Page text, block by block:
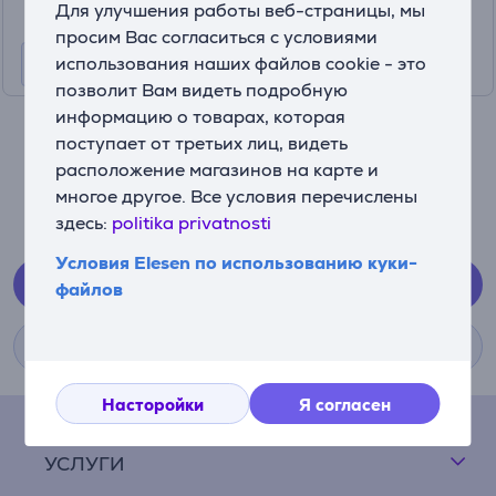
Для улучшения работы веб-страницы, мы
просим Вас согласиться с условиями
использования наших файлов cookie - это
позволит Вам видеть подробную
информацию о товарах, которая
поступает от третьих лиц, видеть
расположение магазинов на карте и
многое другое. Все условия перечислены
здесь: politika privatnosti
Условия Elesen по использованию куки-
файлов
Насторойки Я согласен
ELESEN
УСЛУГИ
Если у вас есть какие-либо вопросы, не стесняйтесь
обращаться к нам!
+370 4 620 0100
(Мы отвечаем с 09:00 до 21:00)